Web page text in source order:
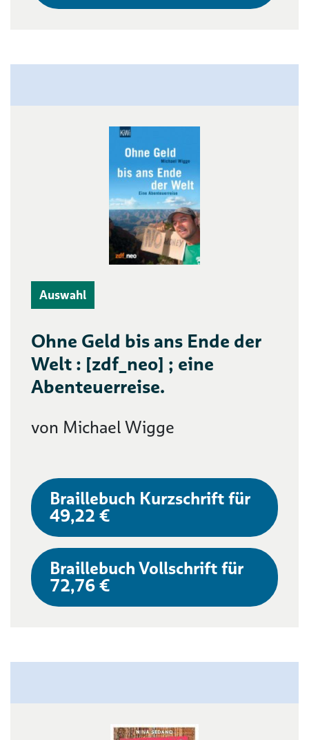
Auswahl
Ohne Geld bis ans Ende der
Welt : [zdf_neo] ; eine
Abenteuerreise.
von Michael Wigge
Braillebuch Kurzschrift für
49,22 €
Braillebuch Vollschrift für
72,76 €